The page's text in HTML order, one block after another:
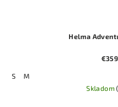
Helma
€359
S
M
Skladom